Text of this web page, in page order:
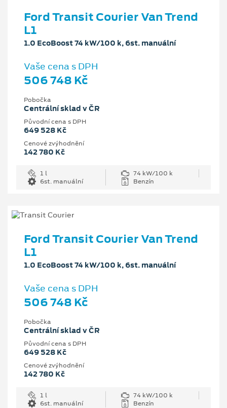
Ford Transit Courier Van Trend
L1
1.0 EcoBoost 74 kW/100 k, 6st. manuální
Vaše cena s DPH
506 748 Kč
Pobočka
Centrální sklad v ČR
Původní cena s DPH
649 528 Kč
Cenové zvýhodnění
142 780 Kč
1 l
74 kW/100 k
6st. manuální
Benzín
Ford Transit Courier Van Trend
L1
1.0 EcoBoost 74 kW/100 k, 6st. manuální
Vaše cena s DPH
506 748 Kč
Pobočka
Centrální sklad v ČR
Původní cena s DPH
649 528 Kč
Cenové zvýhodnění
142 780 Kč
1 l
74 kW/100 k
6st. manuální
Benzín